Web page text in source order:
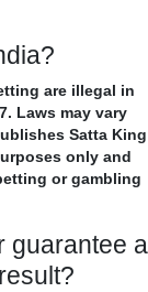
are illegal in
Laws may vary
Satta King
only and
or gambling
guarantee a